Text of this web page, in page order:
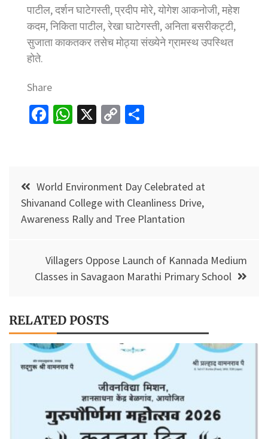
पाटील, दर्शन घाटेगस्ती, प्रदीप मोरे, योगेश आकनोजी, महेश
कदम, निकिता पाटील, रेखा घाटेगस्ती, अनिता बसरीकट्टी,
सुजाता काकतकर तसेच मोठ्या संख्येने ग्रामस्थ उपस्थित
होते.
Share
Fa
o
k
W
p
p
X
C
Li
n
k
navigation
World Environment Day Celebrated at
Shivanand College with Cleanliness Drive,
Awareness Rally and Tree Plantation
Villagers Oppose Launch of Kannada Medium
Classes in Savagaon Marathi Primary School
RELATED POSTS